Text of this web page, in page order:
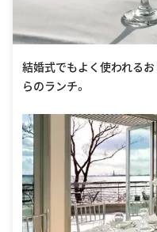
結婚式でもよく使われる
らのランチ。